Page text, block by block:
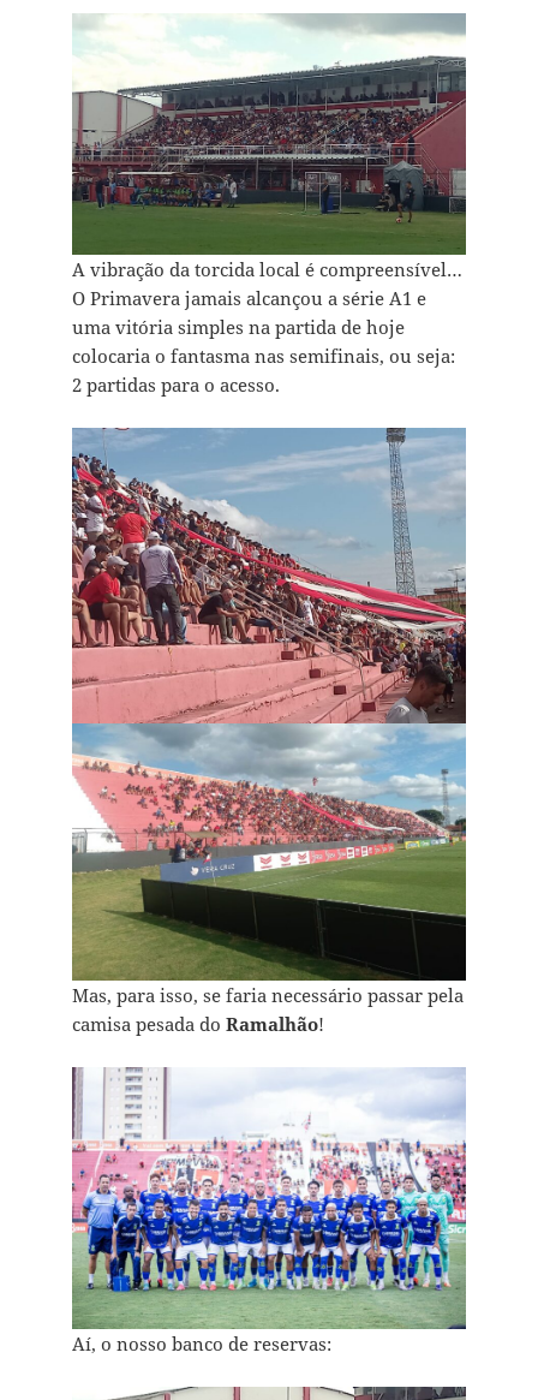
A vibração da torcida local é compreensível…
O Primavera jamais alcançou a série A1 e
uma vitória simples na partida de hoje
colocaria o fantasma nas semifinais, ou seja:
2 partidas para o acesso.
Mas, para isso, se faria necessário passar pela
camisa pesada do Ramalhão!
Aí, o nosso banco de reservas: